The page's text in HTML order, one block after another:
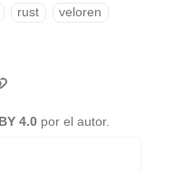
rust veloren
4.0 por el autor.